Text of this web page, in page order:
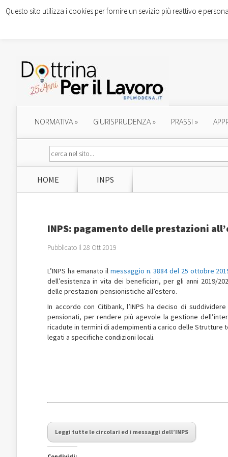
NORMATIVA» GIURISPRUDENZA» PRASSI »
HOME INPS
INPS: pagamento delle prestazioni
Pubblicato il 28 Ott 2019
L’INPS ha emanato il messaggio n. 3884 del 25 ottobre
dell’esistenza in vita dei beneficiari, per gli anni 2019/
delle prestazioni pensionistiche all’estero.
In accordo con Citibank, l’INPS ha deciso di
pensionati, per rendere più agevole la gestione
ricadute in termini di adempimenti a carico delle Strutture
legati a specifiche condizioni locali.
Leggi tutte le circolari ed i messaggi dell’INPS
Questo sito utilizza i cookies per fornire un sevizio più reattivo e